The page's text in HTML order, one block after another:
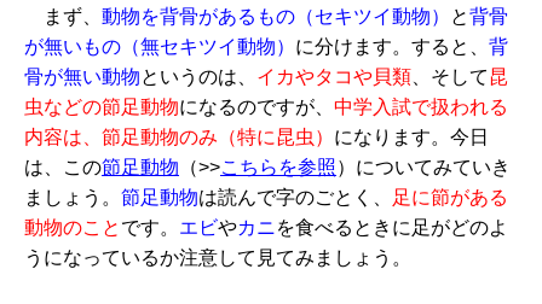
まず、 動物を背骨があるもの（セキツイ動物） と背骨
が無いもの（無セキツイ動物） に分けます。すると、 背
骨が無い動物というのは、 イカやタコや貝類 、そして昆
虫などの節足動物になるのですが、 中学入試で扱われる
内容は、節足動物のみ（特に昆虫） になります。今日
は、この節足動物 （>>こちらを参照）についてみていき
ましょう。 節足動物は読んで字のごとく、
足に節がある
動物のこと です。 エビやカニを食べるときに足がどのよ
うになっているか注意して見てみましょう。